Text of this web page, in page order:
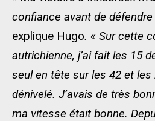
confiance avant de
explique Hugo. « Sur cette
autrichienne, j’ai fait les 15
seul en tête sur les 42 et les
dénivelé. J’avais de très
ma vitesse était bonne.